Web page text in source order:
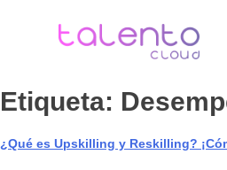
Etiqueta:
¿Qué es Upskilling y Reskilling?